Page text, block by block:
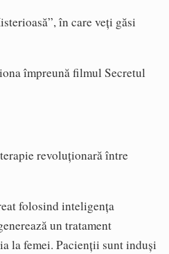
în care veți găsi
împreună filmul Secretul
revoluționară între
folosind inteligența
un tratament
la femei. Pacienții sunt induși